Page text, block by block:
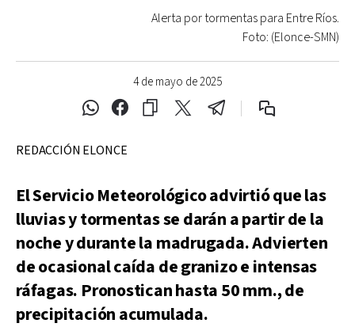
4 de mayo de 2025
Alerta por tormentas para Entre Ríos.
Foto: (Elonce-SMN)
REDACCIÓN ELONCE
El Servicio Meteorológico advirtió que las
lluvias y tormentas se darán a partir de la
noche y durante la madrugada. Advierten
de ocasional caída de granizo e intensas
ráfagas. Pronostican hasta 50 mm., de
precipitación acumulada.